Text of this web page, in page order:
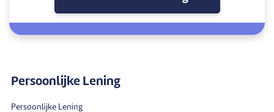
Persoonlijke Lening
Persoonlijke Lening